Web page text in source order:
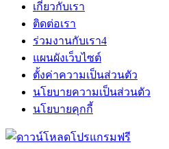
เกี่ยวกับเรา
ติดต่อเรา
ร่วมงานกับเรา4
แผนผังเว็บไซต์
ตั้งค่าความเป็นส่วนตัว
นโยบายความเป็นส่วนตัว
นโยบายคุกกี้